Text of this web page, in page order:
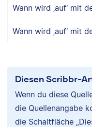
Wann wird ‚auf‘ mit
Wann wird ‚auf‘ mit
Diesen Scribbr-
Wenn du diese
die Quellenangabe
die Schaltfläche